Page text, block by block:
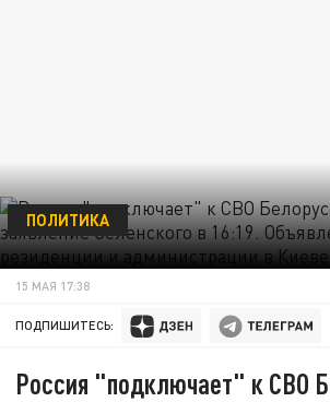
ПОЛИТИКА
15 МАЯ 17:38
ПОДПИШИТЕСЬ:
Россия "подключает" к СВО